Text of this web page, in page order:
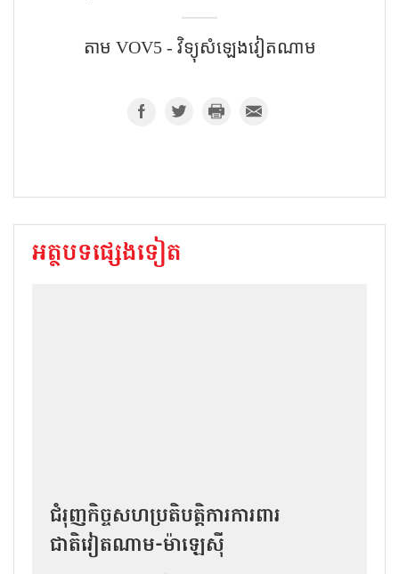
តាម VOV5 - វិទ្យុសំឡេង​វៀតណាម
អត្ថបទផ្សេងទៀត
ជំរុញកិច្ចសហប្រតិបត្តិការការពារ
ជាតិវៀតណាម-ម៉ាឡេស៊ី